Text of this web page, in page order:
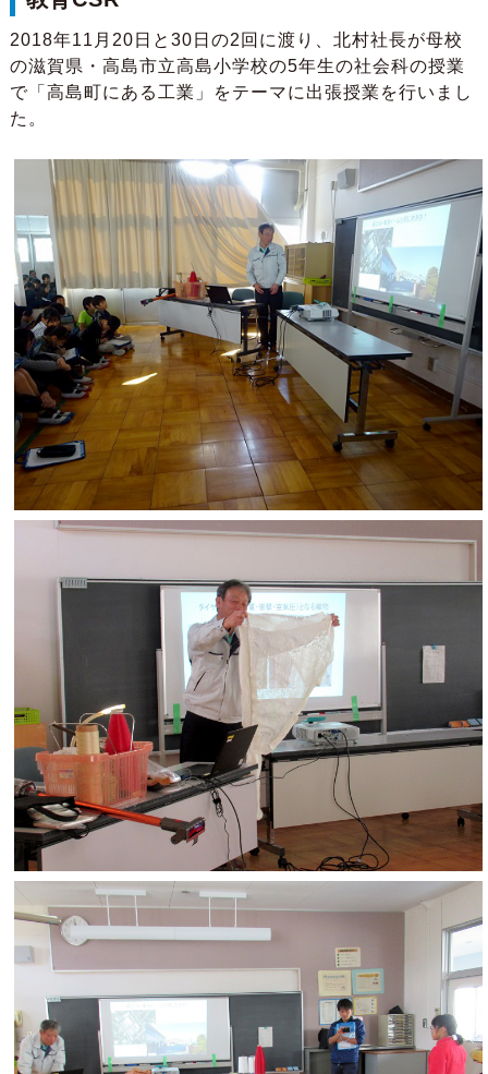
2018年11月20日と30日の2回に渡り、北村社長が母校
の滋賀県・高島市立高島小学校の5年生の社会科の授業
で「高島町にある工業」をテーマに出張授業を行いまし
た。